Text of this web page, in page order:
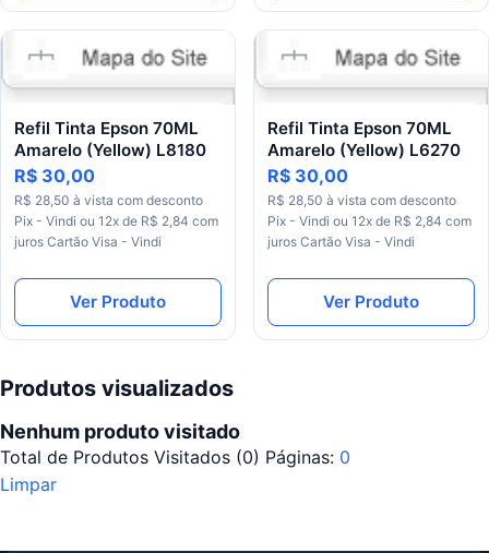
Refil Tinta Epson 70ML
Amarelo (Yellow) L8180
R$ 30,00
R$ 28,50 à vista com desconto
Pix - Vindi ou 12x de R$ 2,84 com
juros Cartão Visa - Vindi
Ver Produto
Refil Tinta Epson 70ML
Amarelo (Yellow) L6270
R$ 30,00
R$ 28,50 à vista com desconto
Pix - Vindi ou 12x de R$ 2,84 com
juros Cartão Visa - Vindi
Ver Produto
Produtos visualizados
Nenhum produto visitado
Total de Produtos Visitados (0) Páginas: 0
Limpar